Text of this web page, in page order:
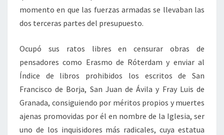
momento en que las fuerzas armadas se llevaban las
dos terceras partes del presupuesto.
Ocupó sus ratos libres en censurar obras de
pensadores como Erasmo de Róterdam y enviar al
Índice de libros prohibidos los escritos de San
Francisco de Borja, San Juan de Ávila y Fray Luis de
Granada, consiguiendo por méritos propios y muertes
ajenas promovidas por él en nombre de la Iglesia, ser
uno de los inquisidores más radicales, cuya estatua